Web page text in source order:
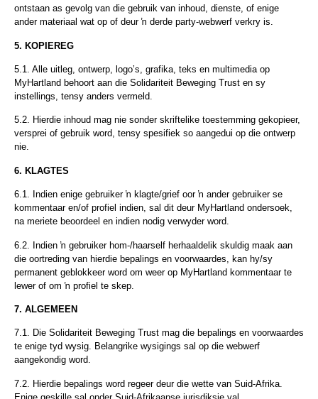
ontstaan as gevolg van die gebruik van inhoud, dienste, of enige
ander materiaal wat op of deur ŉ derde party-webwerf verkry is.
5. KOPIEREG
5.1. Alle uitleg, ontwerp, logo’s, grafika, teks en multimedia op
MyHartland behoort aan die Solidariteit Beweging Trust en sy
instellings, tensy anders vermeld.
5.2. Hierdie inhoud mag nie sonder skriftelike toestemming gekopieer,
versprei of gebruik word, tensy spesifiek so aangedui op die ontwerp
nie.
6. KLAGTES
6.1. Indien enige gebruiker ŉ klagte/grief oor ŉ ander gebruiker se
kommentaar en/of profiel indien, sal dit deur MyHartland ondersoek,
na meriete beoordeel en indien nodig verwyder word.
6.2. Indien ŉ gebruiker hom-/haarself herhaaldelik skuldig maak aan
die oortreding van hierdie bepalings en voorwaardes, kan hy/sy
permanent geblokkeer word om weer op MyHartland kommentaar te
lewer of om ŉ profiel te skep.
7. ALGEMEEN
7.1. Die Solidariteit Beweging Trust mag die bepalings en voorwaardes
te enige tyd wysig. Belangrike wysigings sal op die webwerf
aangekondig word.
7.2. Hierdie bepalings word regeer deur die wette van Suid-Afrika.